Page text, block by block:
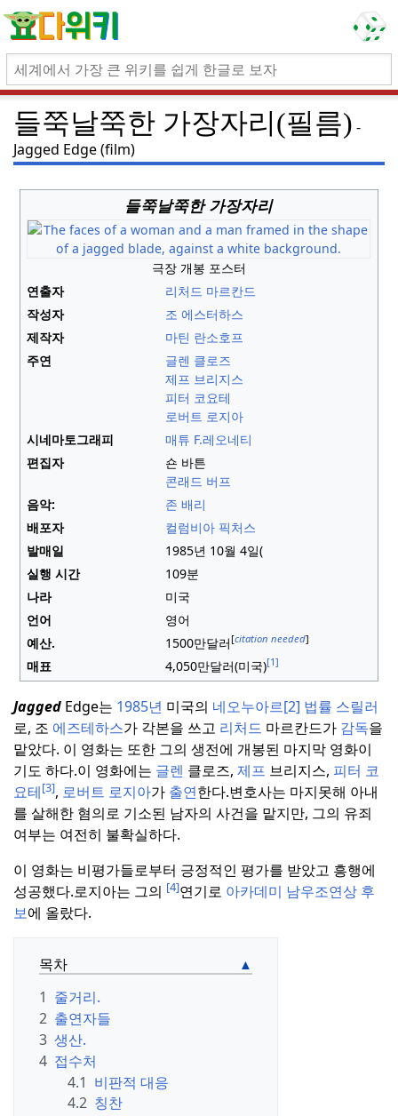
들쭉날쭉한 가장자리(필름)
Jagged Edge (film)
들쭉날쭉한 가장자리
극장 개봉 포스터
연출자
리처드 마르칸드
작성자
조 에스터하스
제작자
마틴 란소호프
주연
글렌 클로즈
제프 브리지스
피터 코요테
로버트 로지아
시네마토그래피
매튜 F.레오네티
편집자
숀 바튼
콘래드 버프
음악:
존 배리
배포자
컬럼비아 픽처스
발매일
1985년 10월 4일(
실행 시간
109분
나라
미국
언어
영어
예산.
1500만달러[citation needed]
매표 4,050만달러(미국)[1]
Jagged Edge는 1985년 미국의 네오누아르[2] 법률 스릴러
로, 조 에즈테하스가 각본을 쓰고 리처드 마르칸드가 감독을
맡았다. 이 영화는 또한 그의 생전에 개봉된 마지막 영화이
기도 하다.이 영화에는 글렌 클로즈, 제프 브리지스, 피터 코
요테[3], 로버트 로지아가 출연한다.변호사는 마지못해 아내
를 살해한 혐의로 기소된 남자의 사건을 맡지만, 그의 유죄
여부는 여전히 불확실하다.
이 영화는 비평가들로부터 긍정적인 평가를 받았고 흥행에
성공했다.로지아는 그의 [4]연기로 아카데미 남우조연상 후
보에 올랐다.
목차
1 줄거리.
2 출연자들
3 생산.
4 접수처
4.1 비판적 대응
4.2 칭찬